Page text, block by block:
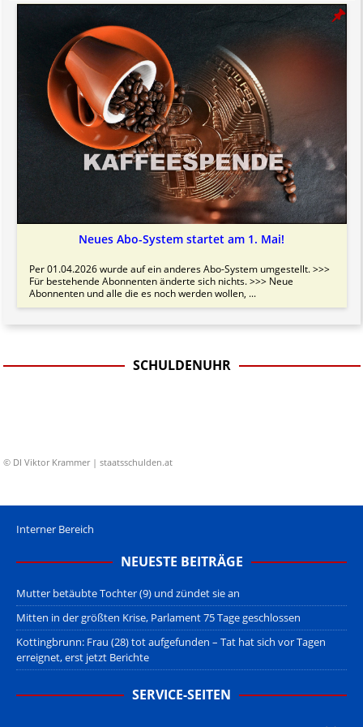
Neues Abo-System startet am 1. Mai!
Per 01.04.2026 wurde auf ein anderes Abo-System umgestellt. >>>
Für bestehende Abonnenten änderte sich nichts. >>> Neue
Abonnenten und alle die es noch werden wollen, ...
SCHULDENUHR
© DI Viktor Krammer | staatsschulden.at
Interner Bereich
NEUESTE BEITRÄGE
Mutter betäubte Tochter (9) und zündet sie an
Mitten in der größten Krise, Parlament 75 Tage geschlossen
Kottingbrunn: Frau (28) tot aufgefunden – Tat hat sich vor Tagen
erreignet, erst jetzt Berichte
SERVICE-SEITEN